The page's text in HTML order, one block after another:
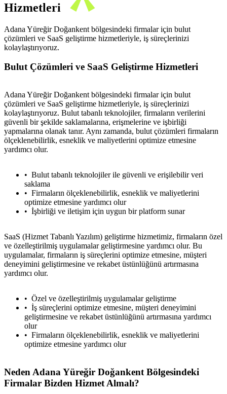
Hizmetleri
Adana Yüreğir Doğankent bölgesindeki firmalar için bulut
çözümleri ve SaaS geliştirme hizmetleriyle, iş süreçlerinizi
kolaylaştırıyoruz.
Bulut Çözümleri ve SaaS Geliştirme Hizmetleri
Adana Yüreğir Doğankent bölgesindeki firmalar için bulut
çözümleri ve SaaS geliştirme hizmetleriyle, iş süreçlerinizi
kolaylaştırıyoruz. Bulut tabanlı teknolojiler, firmaların verilerini
güvenli bir şekilde saklamalarına, erişmelerine ve işbirliği
yapmalarına olanak tanır. Aynı zamanda, bulut çözümleri firmaların
ölçeklenebilirlik, esneklik ve maliyetlerini optimize etmesine
yardımcı olur.
Bulut tabanlı teknolojiler ile güvenli ve erişilebilir veri
saklama
Firmaların ölçeklenebilirlik, esneklik ve maliyetlerini
optimize etmesine yardımcı olur
İşbirliği ve iletişim için uygun bir platform sunar
SaaS (Hizmet Tabanlı Yazılım) geliştirme hizmetimiz, firmaların özel
ve özelleştirilmiş uygulamalar geliştirmesine yardımcı olur. Bu
uygulamalar, firmaların iş süreçlerini optimize etmesine, müşteri
deneyimini geliştirmesine ve rekabet üstünlüğünü artırmasına
yardımcı olur.
Özel ve özelleştirilmiş uygulamalar geliştirme
İş süreçlerini optimize etmesine, müşteri deneyimini
geliştirmesine ve rekabet üstünlüğünü artırmasına yardımcı
olur
Firmaların ölçeklenebilirlik, esneklik ve maliyetlerini
optimize etmesine yardımcı olur
Neden Adana Yüreğir Doğankent Bölgesindeki
Firmalar Bizden Hizmet Almalı?